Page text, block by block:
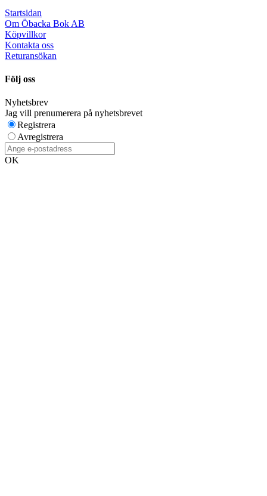
Startsidan
Om Öbacka Bok AB
Köpvillkor
Kontakta oss
Returansökan
Följ oss
Nyhetsbrev
Jag vill prenumerera på nyhetsbrevet
Registrera
Avregistrera
OK